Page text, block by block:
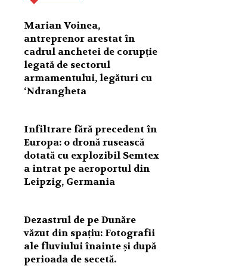
Marian Voinea,
antreprenor arestat în
cadrul anchetei de corupție
legată de sectorul
armamentului, legături cu
‘Ndrangheta
Infiltrare fără precedent în
Europa: o dronă rusească
dotată cu explozibil Semtex
a intrat pe aeroportul din
Leipzig, Germania
Dezastrul de pe Dunăre
văzut din spațiu: Fotografii
ale fluviului înainte și după
perioada de secetă.